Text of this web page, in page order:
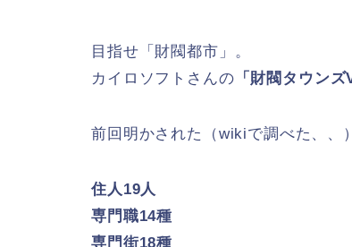
目指せ「財閥都市」。
カイロソフトさんの 「財閥タウンズ
前回明かされた（wikiで調べた、、）
住人19人
専門職14種
専門街18種